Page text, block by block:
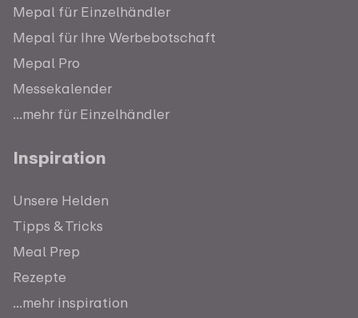
Mepal für Einzelhändler
Mepal für Ihre Werbebotschaft
Mepal Pro
Messekalender
...mehr für Einzelhändler
Inspiration
Unsere Helden
Tipps & Tricks
Meal Prep
Rezepte
...mehr inspiration